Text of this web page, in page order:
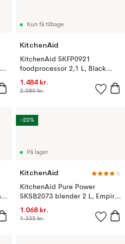
Kun få tilbage
KitchenAid
KitchenAid 5KFP0921
foodprocessor 2,1 L, Black
matte
1.484 kr.
2.080 kr.
På lager
KitchenAid
KitchenAid Pure Power
5KSB2073 blender 2 L, Empire
red
1.068 kr.
1.335 kr.
-20%